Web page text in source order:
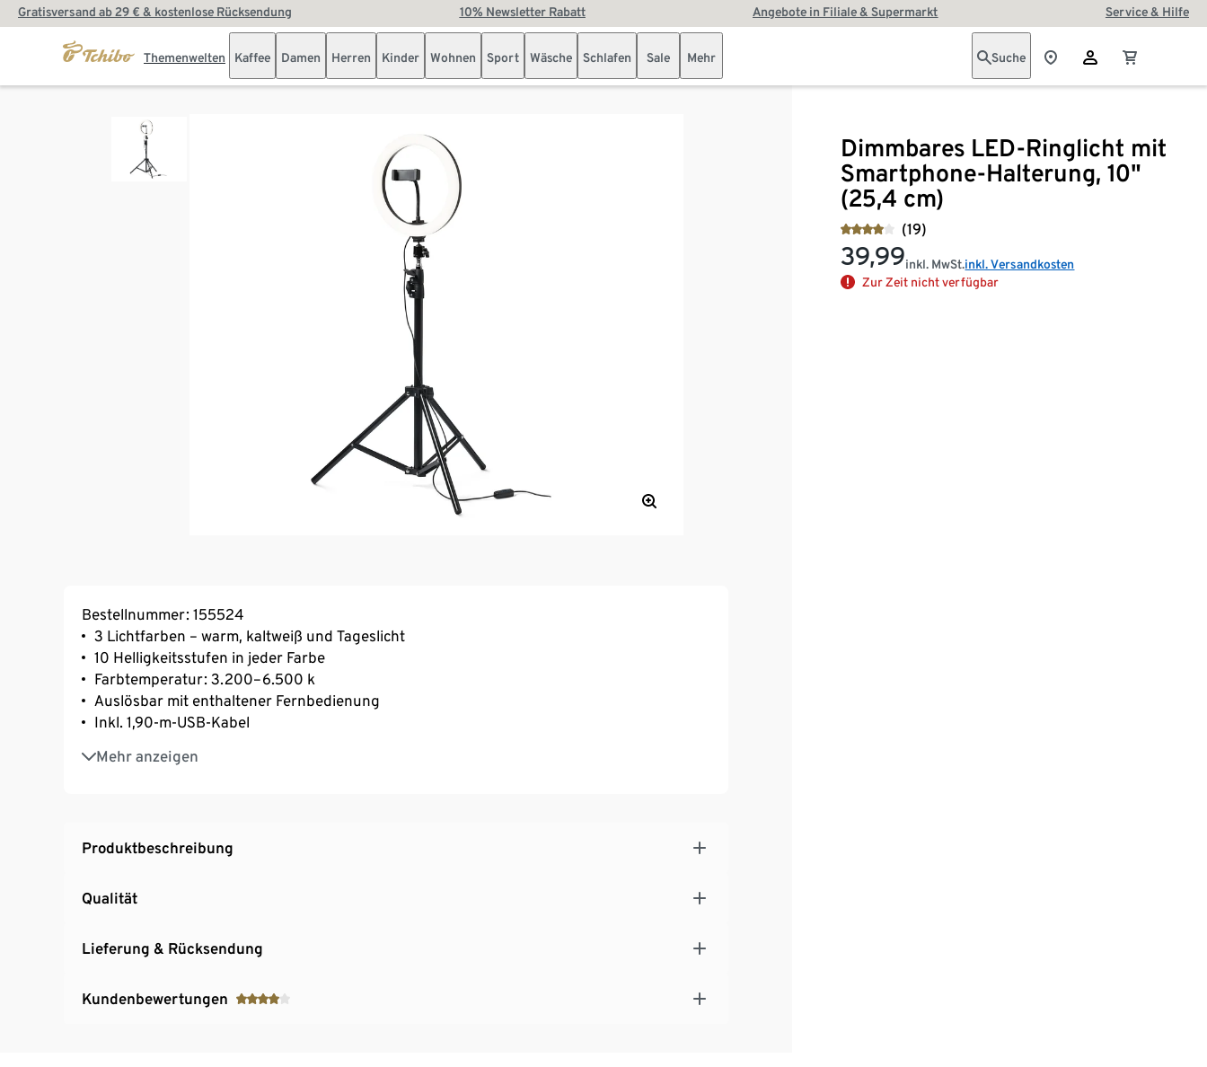
Gratisversand ab 29 € & kostenlose Rücksendung 10% Newsletter Rabatt Angebote in Filiale & Supermarkt Service & Hilfe
Themenwelten Kaffee Damen Herren Kinder Wohnen Sport Wäsche Schlafen Sale Mehr Suche
Dimmbares LED-Ringlicht mit
Smartphone-Halterung, 10"
(25,4 cm)
(19)
39,99inkl. MwSt.inkl. Versandkosten
Zur Zeit nicht verfügbar
Bestellnummer: 155524
3 Lichtfarben – warm, kaltweiß und Tageslicht
10 Helligkeitsstufen in jeder Farbe
Farbtemperatur: 3.200–6.500 k
Auslösbar mit enthaltener Fernbedienung
Inkl. 1,90-m-USB-Kabel
Mehr anzeigen
Ringlicht mit Smartphone-Halterung (bis zu 9,5 cm)
Verstellbares Stativ von ca. 36 bis 150 cm
Produktbeschreibung
Qualität
Lieferung & Rücksendung
Kundenbewertungen